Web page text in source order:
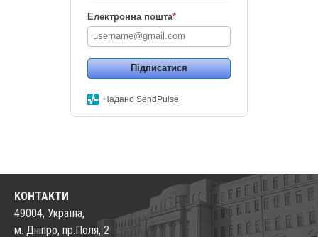
Електронна пошта*
Підписатися
Надано SendPulse
КОНТАКТИ
49004, Україна,
м. Дніпро, пр.Поля, 2